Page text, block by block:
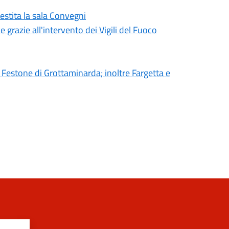
la sala Convegni
grazie all'intervento dei Vigili del Fuoco
di Grottaminarda; inoltre Fargetta e